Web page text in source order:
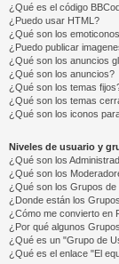
¿Qué es el código
¿Puedo usar HTML?
¿Qué son los
¿Puedo publicar
¿Qué son los anuncios
¿Qué son los anuncios?
¿Qué son los temas
¿Qué son los temas
¿Qué son los iconos
Niveles de usuario y
¿Qué son los
¿Qué son los
¿Qué son los Grupos de
¿Donde están los
¿Cómo me convierto en
¿Por qué algunos
¿Qué es un "Grupo de
¿Qué es el enlace "El